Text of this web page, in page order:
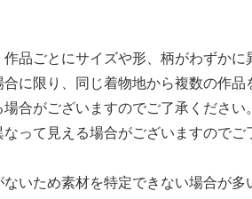
品ごとにサイズや形、柄がわずかに
に限り、同じ着物地から複数の作
合がございますのでご了承ください。
って見える場合がございますので
いため素材を特定できない場合が